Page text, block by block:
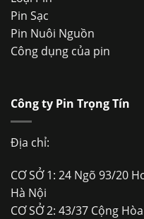
Pin Sạc
Pin Nuôi Nguồn
Công dụng của pin
Công ty Pin Trọng Tín
Địa chỉ:
CƠ SỞ 1: 24 Ngõ 93/20
Hà Nội
CƠ SỞ 2: 43/37 Cộng